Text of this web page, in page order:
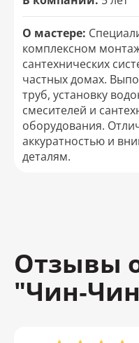
О мастере:
комплексном
сантехнических
частных домах.
труб, установку
смесителей и
оборудования.
аккуратностью и
деталям.
Отзывы